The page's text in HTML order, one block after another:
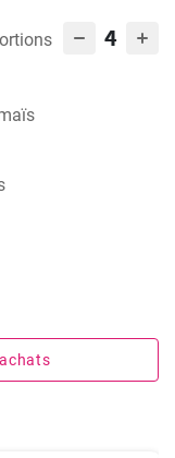
4